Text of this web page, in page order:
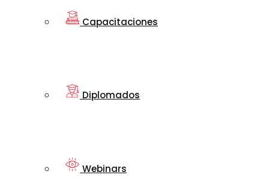
Capacitaciones
Diplomados
Webinars